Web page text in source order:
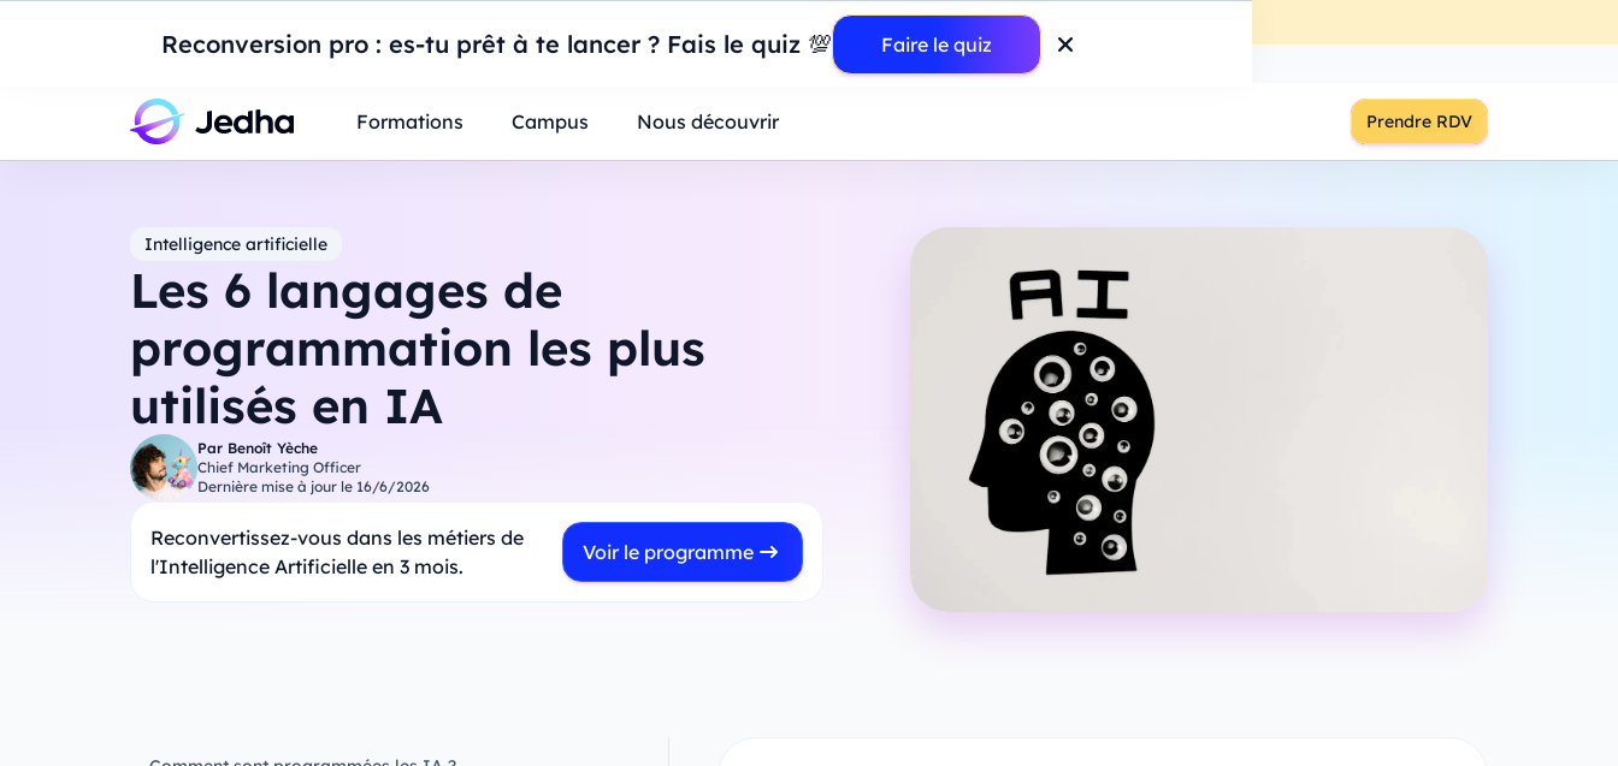
Reconversion pro : es-tu prêt à te lancer ? Fais le quiz 💯 Faire le quiz
Introduction à Power BI : construisez votre premier dashboard de A à Z-Mardi
Étudiants Parents
Formations Campus Nous découvrir Prendre RDV
Intelligence artificielle
Les 6 langages de
programmation les plus
utilisés en IA
Par Benoît Yèche
Chief Marketing Officer
Dernière mise à jour le 16/6/2026
Reconvertissez-vous dans les métiers de
l'Intelligence Artificielle en 3 mois.
Voir le programme